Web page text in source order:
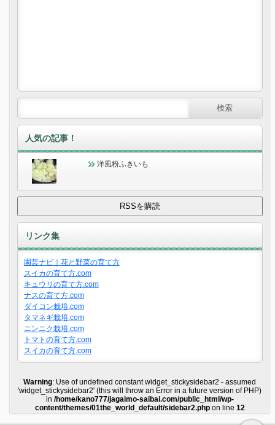
人気の記事！
洋風粉ふきいも
リンク集
園芸ナビ｜花と野菜の育て方
スイカの育て方.com
キュウリの育て方.com
ナスの育て方.com
ダイコン栽培.com
タマネギ栽培.com
ニンニク栽培.com
トマトの育て方.com
スイカの育て方.com
Warning: Use of undefined constant widget_stickysidebar2 - assumed
'widget_stickysidebar2' (this will throw an Error in a future version of PHP)
in /home/kano777/jagaimo-saibai.com/public_html/wp-
content/themes/01the_world_default/sidebar2.phpon line 12